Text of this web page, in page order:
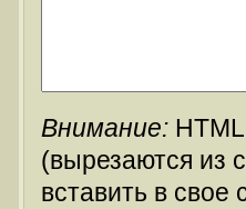
Внимание:
(вырезаются из
вставить в